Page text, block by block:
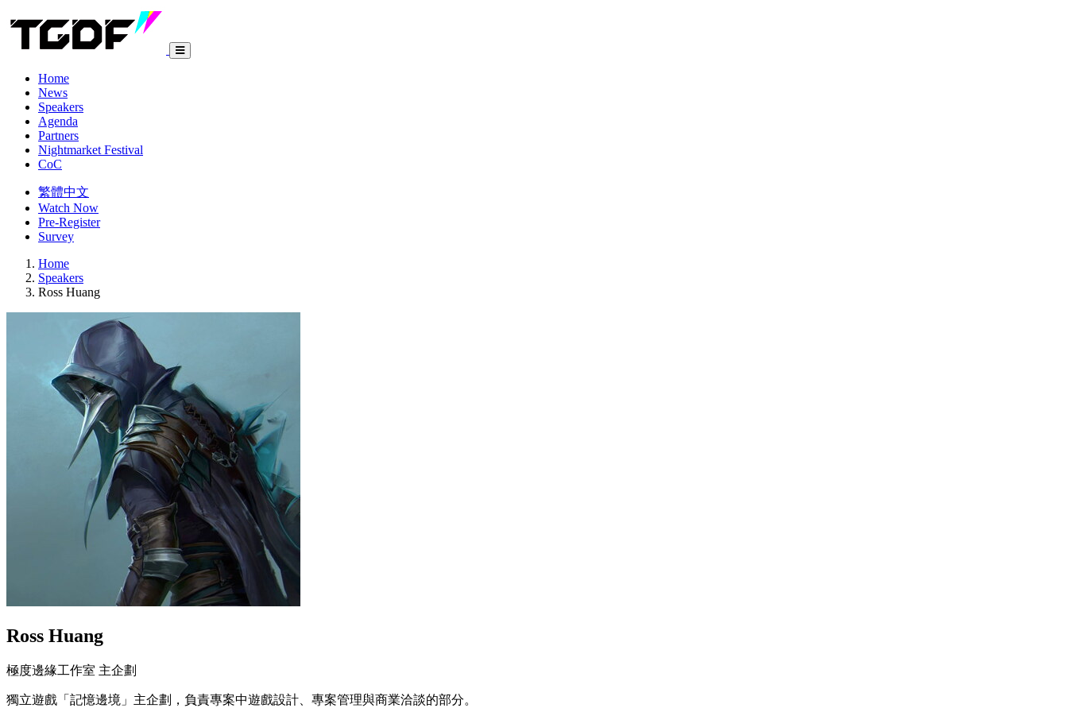
Home
News
Speakers
Agenda
Partners
Nightmarket Festival
CoC
繁體中文
Watch Now
Pre-Register
Survey
Home
Speakers
Ross Huang
Ross Huang
極度邊緣工作室 主企劃
獨立遊戲「記憶邊境」主企劃，負責專案中遊戲設計、專案管理與商業洽談的部分。